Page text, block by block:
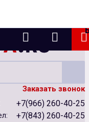
Заказать звонок
+7(966) 260-40-25
+7(843) 260-40-25